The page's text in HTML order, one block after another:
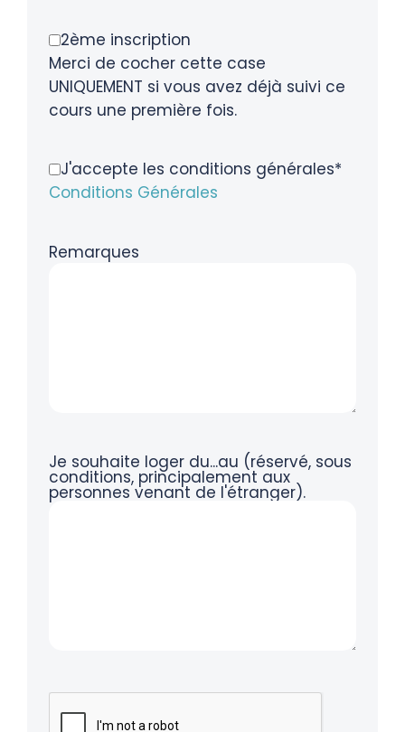
2ème inscription
Merci de cocher cette case
UNIQUEMENT si vous avez déjà suivi ce
cours une première fois.
J'accepte les conditions générales*
Conditions Générales
Remarques
Je souhaite loger du...au (réservé, sous
conditions, principalement aux
personnes venant de l'étranger).